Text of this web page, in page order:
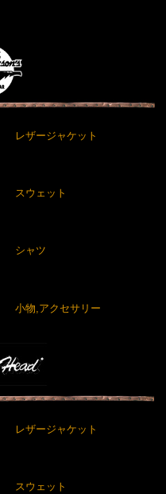
レザージャケット
スウェット
シャツ
小物,アクセサリー
レザージャケット
スウェット